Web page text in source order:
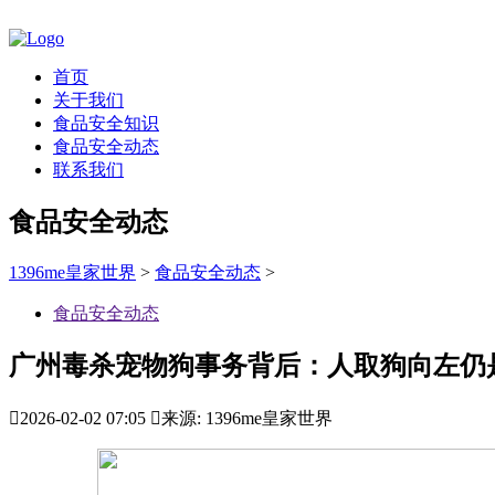
首页
关于我们
食品安全知识
食品安全动态
联系我们
食品安全动态
1396me皇家世界 > 食品安全动态 >
食品安全动态
广州毒杀宠物狗事务背后：人取狗向左仍
2026-02-02 07:05 来源: 1396me皇家世界